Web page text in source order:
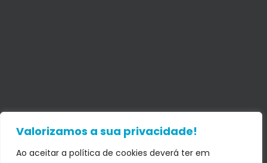
Valorizamos a sua privacidade!
Ao aceitar a política de cookies deverá ter em